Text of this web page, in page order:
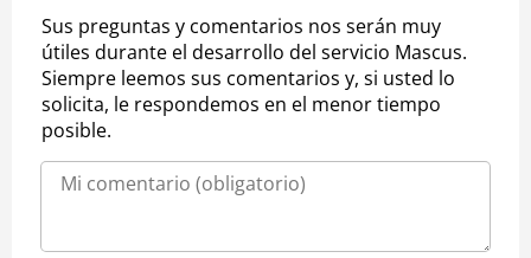
Sus preguntas y comentarios nos serán muy
útiles durante el desarrollo del servicio Mascus.
Siempre leemos sus comentarios y, si usted lo
solicita, le respondemos en el menor tiempo
posible.